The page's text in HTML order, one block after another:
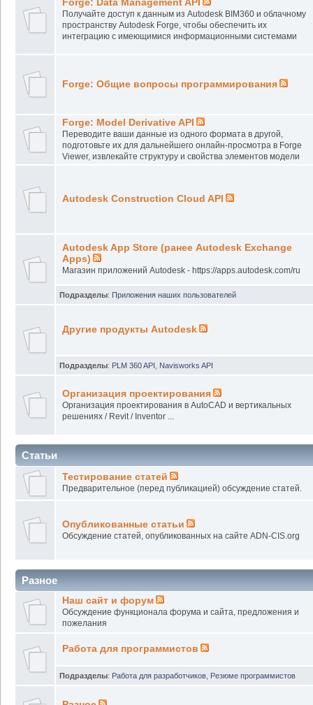
Forge: Data Management API
Получайте доступ к данным из Autodesk BIM360 и облачному
пространству Autodesk Forge, чтобы обеспечить их
интеграцию с имеющимися информационными системами
Forge: Общие вопросы программирования
Forge: Model Derivative API
Переводите ваши данные из одного формата в другой,
подготовьте их для дальнейшего онлайн-просмотра в Forge
Viewer, извлекайте структуру и свойства элементов модели
Autodesk Construction Cloud API
Autodesk App Store (ранее Autodesk Exchange
Apps)
Магазин приложений Autodesk - https://apps.autodesk.com/ru
Подразделы: Приложения наших пользователей
Другие продукты Autodesk
Подразделы: PLM 360 API Navisworks API
Организация проектирования
Организация проектирования в AutoCAD и вертикальных
решениях / Revit / Inventor ...
Статьи
Тестирование статей
Предварительное (перед публикацией) обсуждение статей.
Опубликованные статьи
Обсуждение статей, опубликованных на сайте ADN-CIS.org
Разное
Наш сайт и форум
Обсуждение функционала форума и сайта, предложения и
пожелания
Работа для программистов
Подразделы: Работа для разработчиков Резюме программистов